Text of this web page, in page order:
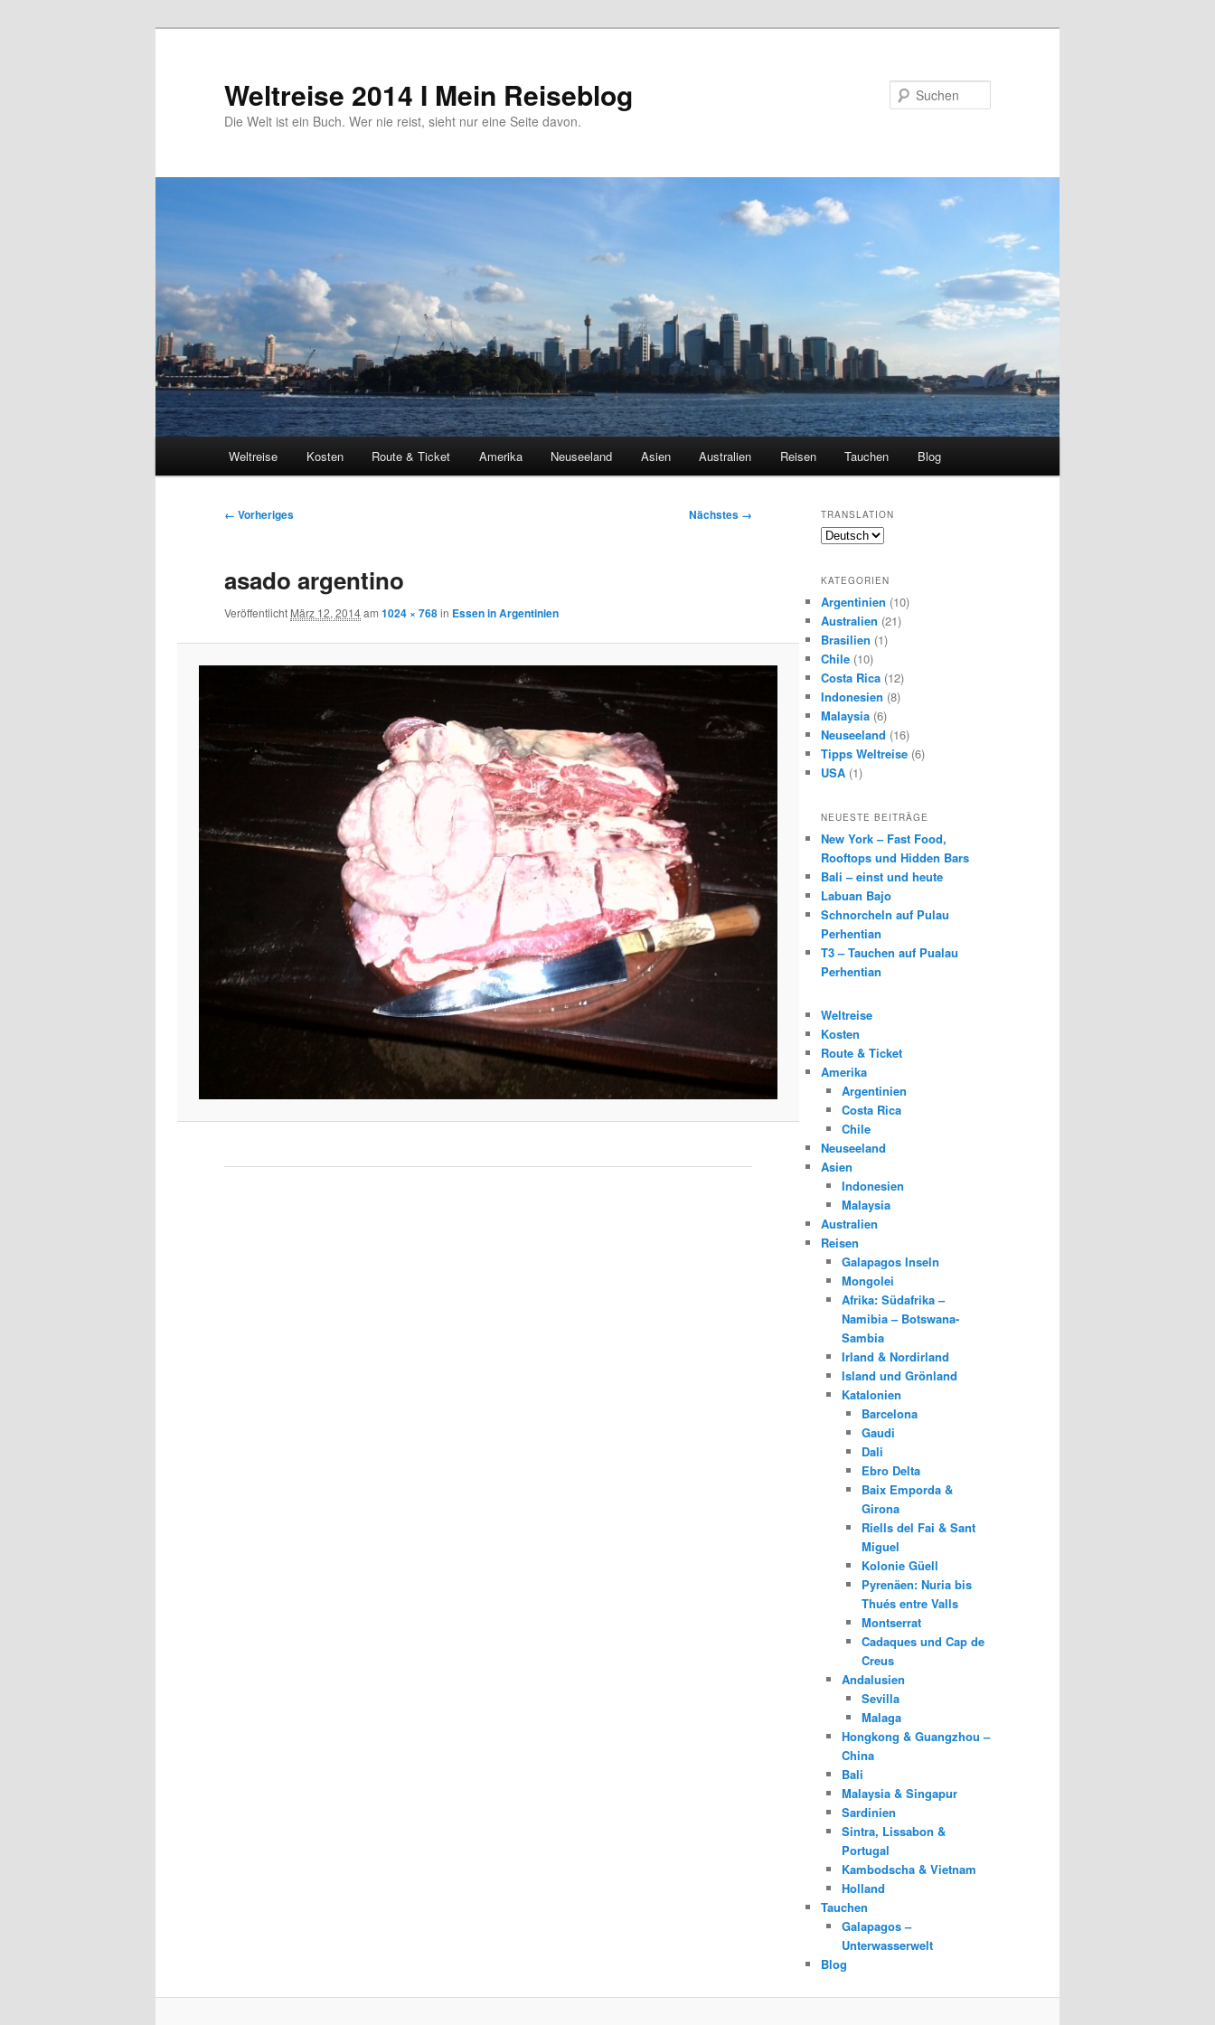
Weltreise 2014 I Mein Reiseblog
Die Welt ist ein Buch. Wer nie reist, sieht nur eine Seite davon.
Weltreise Kosten Route & Ticket Amerika Neuseeland Asien Australien Reisen Tauchen Blog
Bilder-
← Vorheriges Nächstes →
asado argentino
Veröffentlicht März 12, 2014am 1024 × 768in Essen in Argentinien
TRANSLATION
KATEGORIEN
Argentinien (10)
Australien (21)
Brasilien (1)
Chile (10)
Costa Rica (12)
Indonesien (8)
Malaysia (6)
Neuseeland (16)
Tipps Weltreise (6)
USA (1)
NEUESTE BEITRÄGE
New York – Fast Food,
Rooftops und Hidden Bars
Bali – einst und heute
Labuan Bajo
Schnorcheln auf Pulau
Perhentian
T3 – Tauchen auf Pualau
Perhentian
Weltreise
Kosten
Route & Ticket
Amerika
Argentinien
Costa Rica
Chile
Neuseeland
Asien
Indonesien
Malaysia
Australien
Reisen
Galapagos Inseln
Mongolei
Afrika: Südafrika –
Namibia – Botswana-
Sambia
Irland & Nordirland
Island und Grönland
Katalonien
Barcelona
Gaudi
Dali
Ebro Delta
Baix Emporda &
Girona
Riells del Fai & Sant
Miguel
Kolonie Güell
Pyrenäen: Nuria bis
Thués entre Valls
Montserrat
Cadaques und Cap de
Creus
Andalusien
Sevilla
Malaga
Hongkong & Guangzhou –
China
Bali
Malaysia & Singapur
Sardinien
Sintra, Lissabon &
Portugal
Kambodscha & Vietnam
Holland
Tauchen
Galapagos –
Unterwasserwelt
Blog